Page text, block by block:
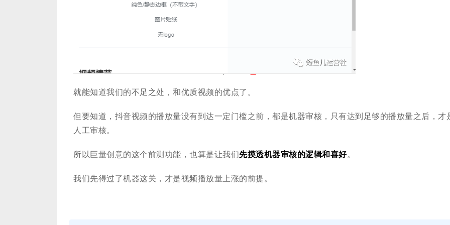
就能知道我们的不足之处，和优质视频的优点了。
但要知道，抖音视频的播放量没有到达一定门槛之前，都是机器审核，只有达到足够的播放量之后，才
人工审核。
所以巨量创意的这个前测功能，也算是让我们先摸透机器审核的逻辑和喜好。
我们先得过了机器这关，才是视频播放量上涨的前提。